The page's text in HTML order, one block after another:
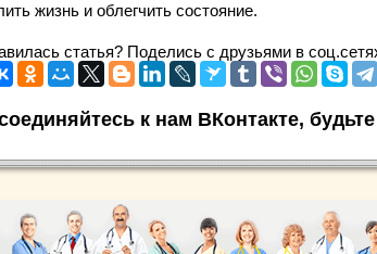
жизнь и облегчить состояние.
статья? Поделись с друзьями в
к нам ВКонтакте,